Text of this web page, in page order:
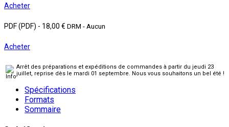
Acheter
PDF (PDF) - 18,00 € DRM - Aucun
Acheter
Arrêt des préparations et expéditions de commandes à partir du jeudi 23
juillet, reprise dès le mardi 01 septembre. Nous vous souhaitons un bel été !
Spécifications
Formats
Sommaire